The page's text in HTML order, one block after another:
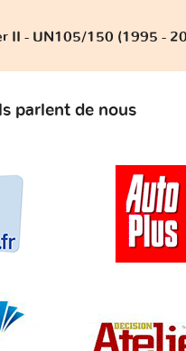
II - UN105/150 (1995 -
parlent de nous